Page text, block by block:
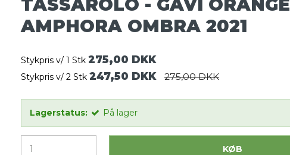
TASSAROLO - GAVI ORANGE
AMPHORA OMBRA 2021
Stykpris v/ 1 Stk 275,00 DKK
Stykpris v/ 2 Stk 247,50 DKK 275,00 DKK
Lagerstatus: På lager
KØB